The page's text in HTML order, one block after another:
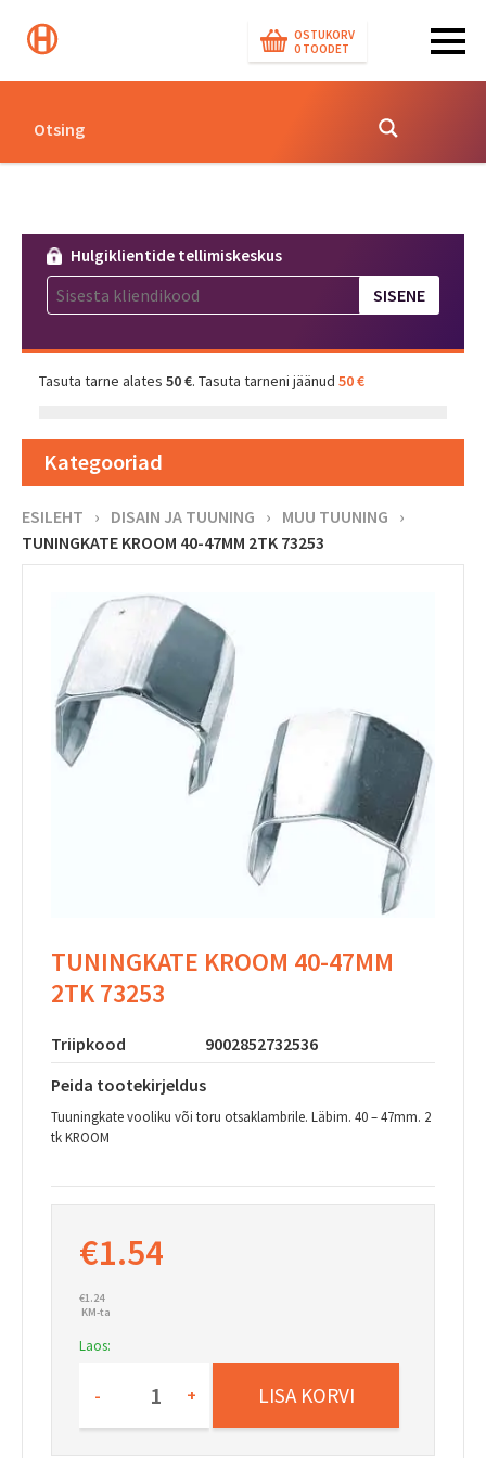
OSTUKORV
0 TOODET
Hulgiklientide tellimiskeskus
Tasuta tarne alates 50 €. Tasuta tarneni jäänud 50 €
Kategooriad
ESILEHT › DISAIN JA TUUNING › MUU TUUNING ›
TUNINGKATE KROOM 40-47MM 2TK 73253
TUNINGKATE KROOM 40-47MM
2TK 73253
Triipkood
9002852732536
Peida tootekirjeldus
Tuuningkate vooliku või toru otsaklambrile. Läbim. 40 – 47mm. 2
tk KROOM
€1.54
€1.24
KM-ta
Laos:
-
47mm
2tk
+ LISA KORVI